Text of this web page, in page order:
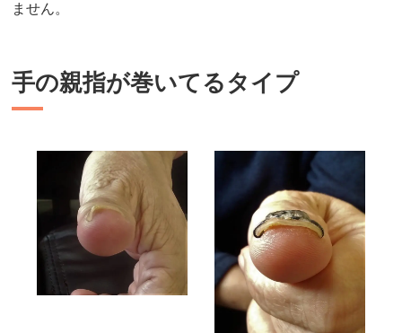
ません。
手の親指が巻いてるタイプ